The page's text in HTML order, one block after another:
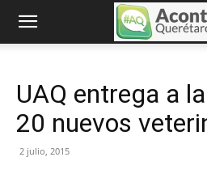
UAQ entrega a
20 nuevos
2 julio, 2015